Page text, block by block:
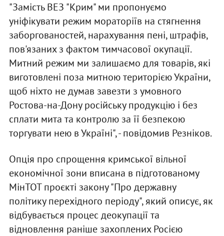
"Замість ВЕЗ "Крим" ми пропонуємо
уніфікувати режим мораторіїв на стягнення
заборгованостей, нарахування пені, штрафів,
пов'язаних з фактом тимчасової окупації.
Митний режим ми залишаємо для товарів, які
виготовлені поза митною територією України,
щоб ніхто не думав завезти з умовного
Ростова-на-Дону російську продукцію і без
сплати мита та контролю за її безпекою
торгувати нею в Україні", - повідомив Резніков.
Опція про спрощення кримської вільної
економічної зони вписана в підготованому
МінТОТ проєкті закону "Про державну
політику перехідного періоду", який описує, як
відбувається процес деокупації та
відновлення раніше захоплених Росією